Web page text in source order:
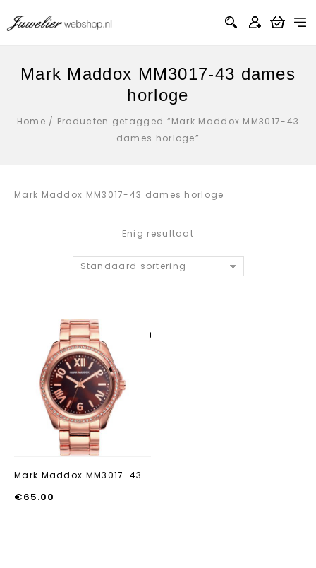
Mark Maddox MM3017-43 dames
horloge
Home / Producten getagged “Mark Maddox MM3017-43
dames horloge”
Mark Maddox MM3017-43 dames horloge
Enig resultaat
Standaard sortering
Mark Maddox MM3017-43
€65.00